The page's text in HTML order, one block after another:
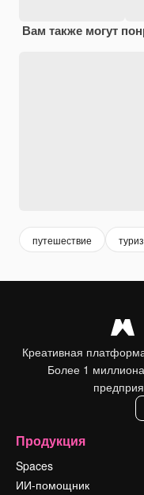
Вам также могут
путешествие
Креативная
Более 1
Продукция
Spaces
ИИ-помощник